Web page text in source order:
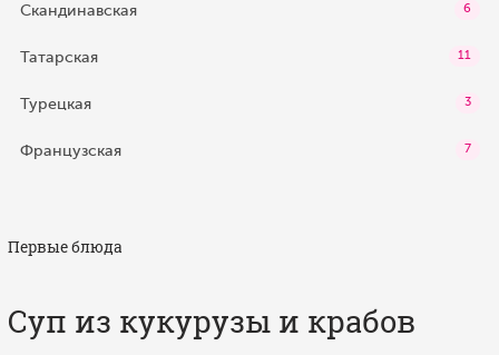
Скандинавская 6
Татарская 11
Турецкая 3
Французская 7
Первые блюда
Суп из кукурузы и крабов